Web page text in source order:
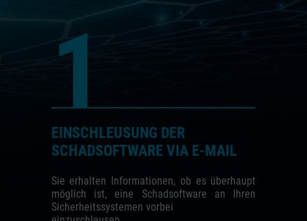
1
EINSCHLEUSUNG DER
SCHADSOFTWARE VIA E-MAIL
Sie erhalten Informationen, ob es überhaupt
möglich ist, eine Schadsoftware an Ihren
Sicherheitssystemen vorbei